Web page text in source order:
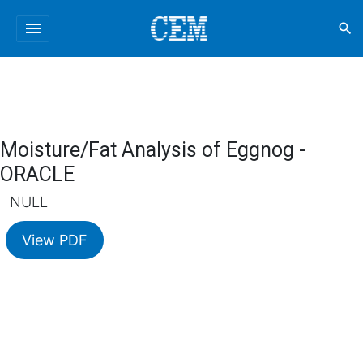
menu search
Moisture/Fat Analysis of Eggnog -
ORACLE
NULL
View PDF